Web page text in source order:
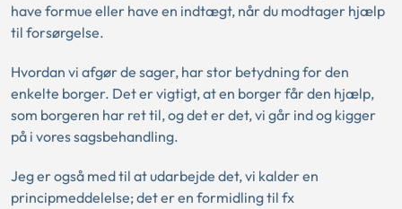
have formue eller have en indtægt, når du modtager hjælp
til forsørgelse.
Hvordan vi afgør de sager, har stor betydning for den
enkelte borger. Det er vigtigt, at en borger får den hjælp,
som borgeren har ret til, og det er det, vi går ind og kigger
på i vores sagsbehandling.
Jeg er også med til at udarbejde det, vi kalder en
principmeddelelse; det er en formidling til fx